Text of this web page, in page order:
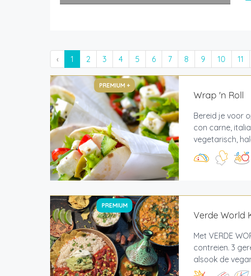
‹ 1 2 3 4 5 6 7 8 9 10 11
PREMIUM +
Wrap 'n Roll
Bereid je voor
con carne,
vegetarisch,
PREMIUM
Verde World
Met VERDE
contreien. 3
alsook de